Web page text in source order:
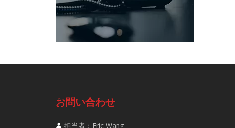
お問い合わせ
 担当者：Eric Wang